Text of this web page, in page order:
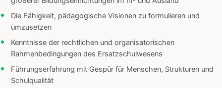
Die Fähigkeit, pädagogische Visionen zu formulieren und
umzusetzen
Kenntnisse der rechtlichen und organisatorischen
Rahmenbedingungen des Ersatzschulwesens
Führungserfahrung mit Gespür für Menschen, Strukturen und
Schulqualität